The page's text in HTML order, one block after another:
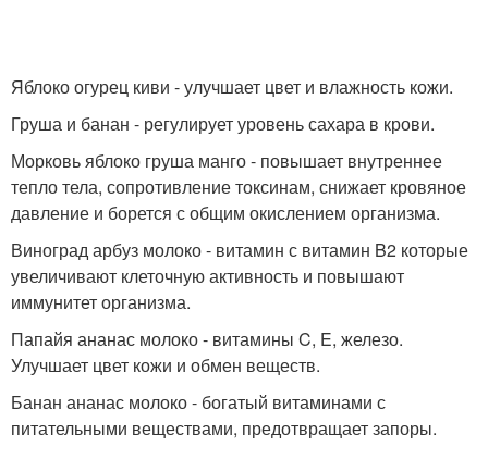
Яблоко огурец киви - улучшает цвет и влажность кожи.
Груша и банан - регулирует уровень сахара в крови.
Морковь яблоко груша манго - повышает внутреннее
тепло тела, сопротивление токсинам, снижает кровяное
давление и борется с общим окислением организма.
Виноград арбуз молоко - витамин с витамин B2 которые
увеличивают клеточную активность и повышают
иммунитет организма.
Папайя ананас молоко - витамины C, E, железо.
Улучшает цвет кожи и обмен веществ.
Банан ананас молоко - богатый витаминами с
питательными веществами, предотвращает запоры.